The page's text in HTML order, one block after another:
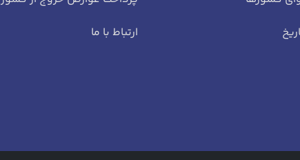
ارتباط با ما